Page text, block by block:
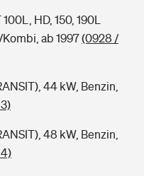
HD, 150, 190L
ab 1997(0928 /
44 kW, Benzin,
48 kW, Benzin,